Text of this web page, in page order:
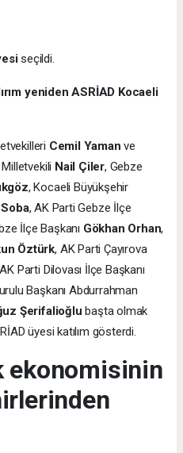
seçildi.
yeniden ASRİAD Kocaeli
Cemil Yaman ve
Nail Çiler, Gebze
, Kocaeli Büyükşehir
, AK Parti Gebze İlçe
İlçe Başkanı Gökhan Orhan,
Öztürk, AK Parti Çayırova
Parti Dilovası İlçe Başkanı
Başkanı Abdurrahman
Şerifalioğlu başta olmak
üyesi katılım gösterdi.
ekonomisinin